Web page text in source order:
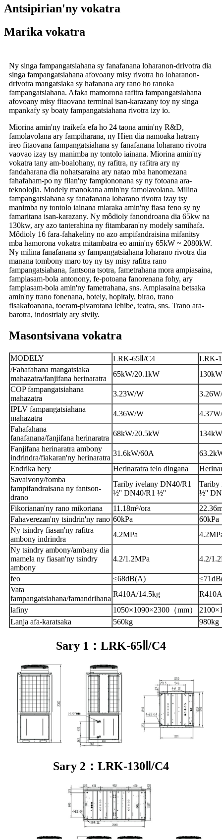
Antsipirian'ny vokatra
Marika vokatra
Ny singa fampangatsiahana sy fanafanana loharanon-drivotra dia
singa fampangatsiahana afovoany misy rivotra ho loharanon-
drivotra mangatsiaka sy hafanana ary rano ho ranoka
fampangatsiahana. Afaka mamorona rafitra fampangatsiahana
afovoany misy fitaovana terminal isan-karazany toy ny singa
mpankafy sy boaty fampangatsiahana rivotra izy io.
Miorina amin'ny traikefa efa ho 24 taona amin'ny R&D,
famolavolana ary fampiharana, ny Hien dia namoaka hatrany
ireo fitaovana fampangatsiahana sy fanafanana loharano rivotra
vaovao izay tsy manimba ny tontolo iainana. Miorina amin'ny
vokatra tany am-boalohany, ny rafitra, ny rafitra ary ny
fandaharana dia nohatsaraina ary natao mba hanomezana
fahafaham-po ny filan'ny fampiononana sy ny fotoana ara-
teknolojia. Modely manokana amin'ny famolavolana. Milina
fampangatsiahana sy fanafanana loharano rivotra izay tsy
manimba ny tontolo iainana miaraka amin'ny fiasa feno sy ny
famaritana isan-karazany. Ny môdioly fanondroana dia 65kw na
130kw, ary azo tanterahina ny fitambaran'ny modely samihafa.
Môdioly 16 fara-fahakeliny no azo ampifandraisina mifanitsy
mba hamorona vokatra mitambatra eo amin'ny 65kW ~ 2080kW.
Ny milina fanafanana sy fampangatsiahana loharano rivotra dia
manana tombony maro toy ny tsy misy rafitra rano
fampangatsiahana, fantsona tsotra, fametrahana mora ampiasaina,
fampiasam-bola antonony, fe-potoana fanorenana fohy, ary
fampiasam-bola amin'ny fametrahana, sns. Ampiasaina betsaka
amin'ny trano fonenana, hotely, hopitaly, birao, trano
fisakafoanana, toeram-pivarotana lehibe, teatra, sns. Trano ara-
barotra, indostrialy ary sivily.
Masontsivana vokatra
MODELY LRK-65Ⅱ/C4
LRK-
/Fahafahana mangatsiaka
mahazatra/fanjifana herinaratra
65kW/20.1kW
COP fampangatsiahana
mahazatra
3.23W/W
IPLV fampangatsiahana
mahazatra
4.36W/W
Fahafahana
fanafanana/fanjifana herinaratra
68kW/20.5kW
Fanjifana herinaratra ambony
indrindra/fiakaran'ny herinaratra
31.6kW/60A
Endrika hery
Herinaratra telo dingana
Savaivony/fomba
fampifandraisana ny fantson-
drano
Tariby ivelany DN40/R1
½'' DN40/R1 ½''
Tariby
½''
Fikorianan'ny rano mikoriana
11.18m³/ora
Fahaverezan'ny tsindrin'ny rano 60kPa
60kPa
Ny tsindry fiasan'ny rafitra
ambony indrindra
4.2MPa
Ny tsindry ambony/ambany dia
mamela ny fiasan'ny tsindry
ambony
4.2/1.2MPa 4.2/
feo ≤68dB(A)
Vata
fampangatsiahana/famandrihana
R410A/14.5kg
lafiny
1050×1090×2300（mm）
Lanja afa-karatsaka
560kg 980kg
Sary 1：LRK-65Ⅱ/C4
Sary 2：LRK-130Ⅱ/C4